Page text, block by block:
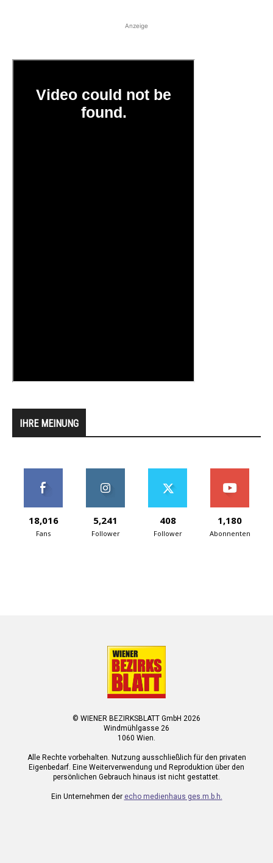
Anzeige
IHRE MEINUNG
18,016
Fans
5,241
Follower
408
Follower
1,180
Abonnenten
© WIENER BEZIRKSBLATT GmbH 2026
Windmühlgasse 26
1060 Wien.
Alle Rechte vorbehalten. Nutzung ausschließlich für den privaten
Eigenbedarf. Eine Weiterverwendung und Reproduktion über den
persönlichen Gebrauch hinaus ist nicht gestattet.
Ein Unternehmen der echo medienhaus ges.m.b.h.